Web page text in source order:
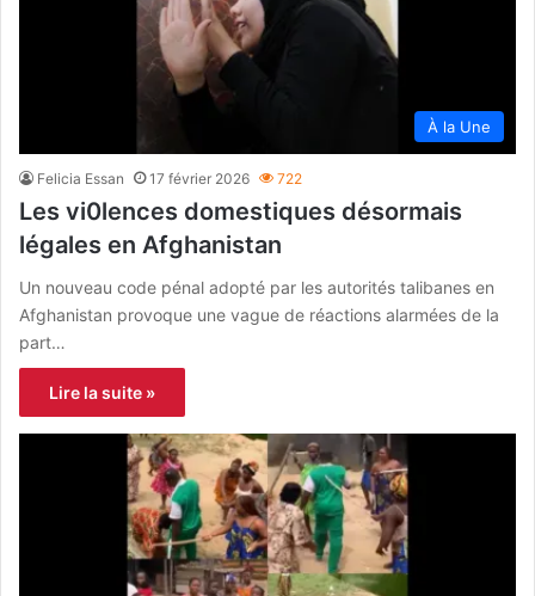
À la Une
Felicia Essan 17 février 2026 722
Les vi0lences domestiques désormais
légales en Afghanistan
Un nouveau code pénal adopté par les autorités talibanes en
Afghanistan provoque une vague de réactions alarmées de la
part…
Lire la suite »